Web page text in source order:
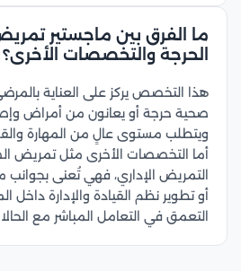
ما الفرق بين ماجستير
الحرجة والتخصصات الأخرى؟
هذا التخصص يركز على العناية
صحية حرجة أو يعانون من أمراض
ويتطلب مستوى عالٍ من المهارة
أما التخصصات الأخرى مثل تمريض
التمريض الإداري، فهي تُعنى
أو تطوير نظم القيادة والإدارة
التعمق في التعامل المباشر مع